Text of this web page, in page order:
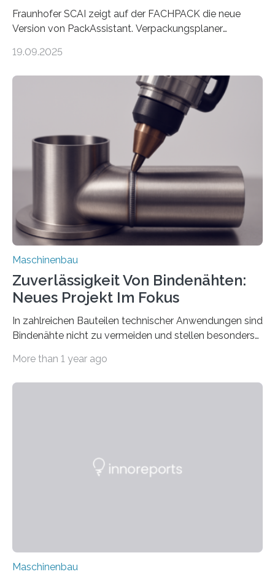
Fraunhofer SCAI zeigt auf der FACHPACK die neue
Version von PackAssistant. Verpackungsplaner
Automobil, Maschinenbau und in der Zulieferindustrie.
Teile als eine Einheit verpacken. Die Anordnung kann
der Benutzer vorgeben und erhält so mehr Kontrolle
über die Positionierung der Bauteile. Die ebenfalls neue
Automatisierungsschnittstelle dient dazu, die Software
besser in spezifische Unternehmensprozesse
einzubinden. Sankt Augustin – Zur Messe FACHPACK
vom 23. bis 25. September in Nürnberg…
19.09.2025
Maschinenbau
Zuverlässigkeit Von Bindenähten:
Neues Projekt Im Fokus
In zahlreichen Bauteilen technischer Anwendungen sind
Bindenähte nicht zu vermeiden und stellen besonders
Matrixmaterials eine große Herausforderung dar.
Durch den verstärkten Einsatz von Rezyklaten
More than 1 year ago
Maschinenbau